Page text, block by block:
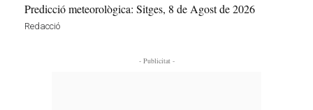
Predicció meteorològica: Sitges, 8 de Agost de 2026
Redacció
- Publicitat -